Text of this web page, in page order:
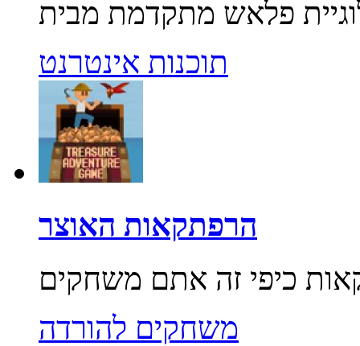
תוכנות אינטרנט
הרפתקאות האוצר
משחקים להורדה